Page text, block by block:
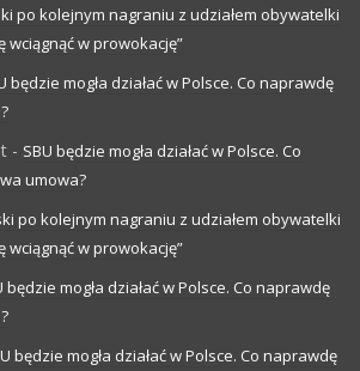
po kolejnym nagraniu z udziałem obywatelki
wciągnąć w prowokację”
będzie mogła działać w Polsce. Co naprawdę
- SBU będzie mogła działać w Polsce. Co
umowa?
po kolejnym nagraniu z udziałem obywatelki
wciągnąć w prowokację”
będzie mogła działać w Polsce. Co naprawdę
będzie mogła działać w Polsce. Co naprawdę